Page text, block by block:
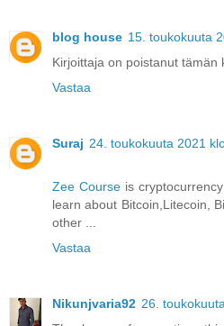
blog house 15. toukokuuta
Kirjoittaja on poistanut tämän
Vastaa
Suraj 24. toukokuuta 2021
Zee Course is
learn about Bitcoin,Litecoin,
other ...
Vastaa
Nikunjvaria92 26.